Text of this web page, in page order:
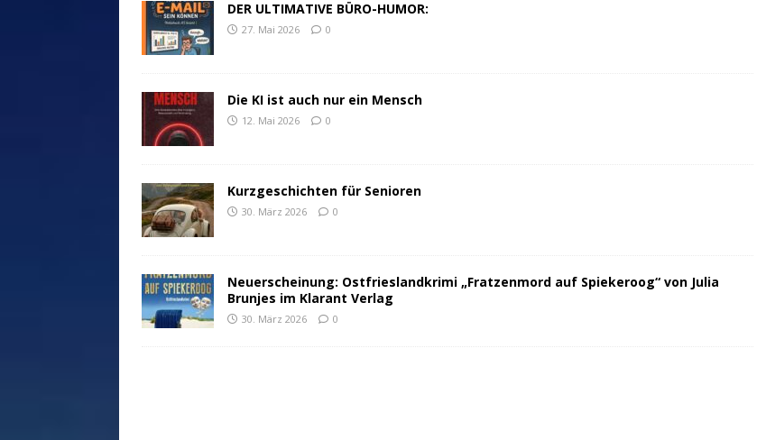
DER ULTIMATIVE BÜRO-HUMOR:
27. Mai 2026 0
Die KI ist auch nur ein Mensch
12. Mai 2026 0
Kurzgeschichten für Senioren
30. März 2026 0
Neuerscheinung: Ostfrieslandkrimi „Fratzenmord auf Spiekeroog“ von Julia
Brunjes im Klarant Verlag
30. März 2026 0